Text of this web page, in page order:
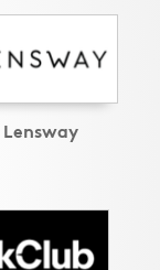
Lensway